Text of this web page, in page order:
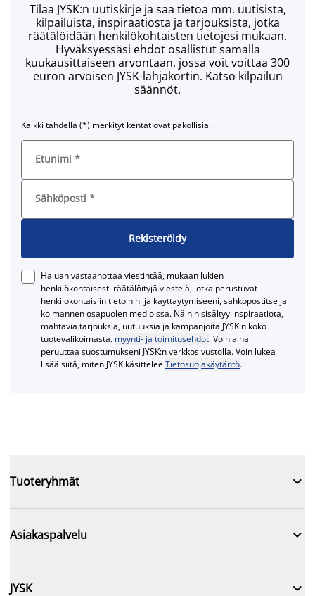
Tilaa JYSK:n uutiskirje ja saa tietoa mm. uutisista,
kilpailuista, inspiraatiosta ja tarjouksista, jotka
räätälöidään henkilökohtaisten tietojesi mukaan.
Hyväksyessäsi ehdot osallistut samalla
kuukausittaiseen arvontaan, jossa voit voittaa 300
euron arvoisen JYSK-lahjakortin. Katso kilpailun
säännöt.
Kaikki tähdellä (*) merkityt kentät ovat pakollisia.
Etunimi *
Sähköposti *
Rekisteröidy
Haluan vastaanottaa viestintää, mukaan lukien
henkilökohtaisesti räätälöityjä viestejä, jotka perustuvat
henkilökohtaisiin tietoihini ja käyttäytymiseeni, sähköpostitse ja
kolmannen osapuolen medioissa. Näihin sisältyy inspiraatiota,
mahtavia tarjouksia, uutuuksia ja kampanjoita JYSK:n koko
tuotevalikoimasta. myynti- ja toimitusehdot. Voin aina
peruuttaa suostumukseni JYSK:n verkkosivustolla. Voin lukea
lisää siitä, miten JYSK käsitteleeTietosuojakäytäntö.
Tuoteryhmät 
Asiakaspalvelu 
JYSK 